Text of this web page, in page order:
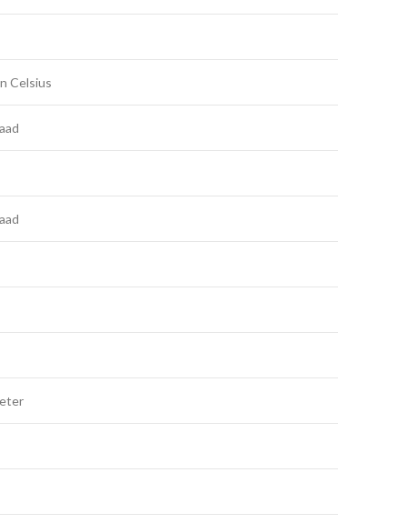
Celsius